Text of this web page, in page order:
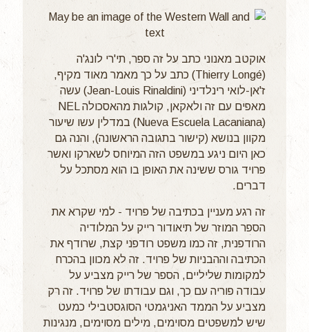
אוקטב מאנוני כתב על זה ספר, תי'רי לונג'ה
(Thierry Longé) כתב על כך מאמר מאוד מקיף,
ז'אן-לואי רינלדיני (Jean-Louis Rinaldini) עשה
מאפים עם זה ולאקאן, קולגות מהאסכולה NEL
(Nueva Escuela Lacaniana) במדלין עשו שיעור
מקוון בנושא (קישור בתגובה הראשונה), והנה גם
כאן היום ניגע במשפט הזה המיוחס לשארקו ואשר
פרויד גורס ששינה את האופן בו הוא מסתכל על
דברים.
זה רגע מעניין בכתיבה של פרויד - למי שקרא את
הספר המוזר של תיאודור רייק על המלודיה
הרודפנית, זה כמו משפט רודפני קצת, שרודף את
הכתיבה וההבניות של פרויד. זה לא מכוון בהכרח
למקומות שליליים, הספר של רייק מצביע על
עבודה פוריה עם כך, וגם עבודתו של פרויד. זה רק
מצביע על הממד האניגמטי הסוגסטבילי כמעט
שיש למשפטים מסוימים, מילים מסוימים, מנגינות